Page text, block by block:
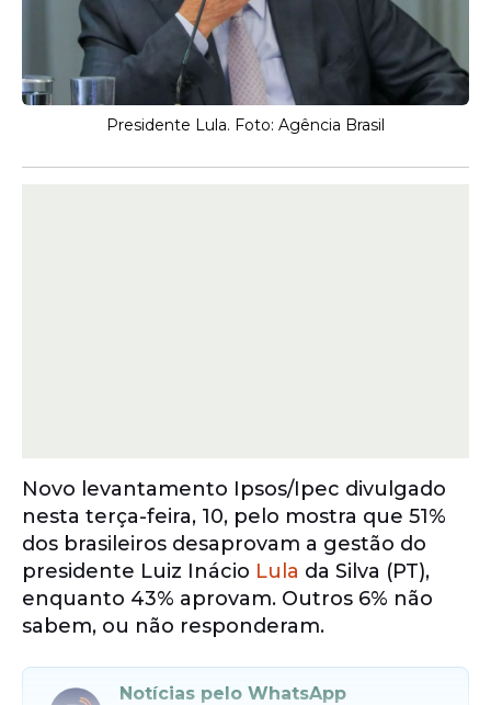
Presidente Lula. Foto: Agência Brasil
Novo levantamento Ipsos/Ipec divulgado
nesta terça-feira, 10, pelo mostra que 51%
dos brasileiros desaprovam a gestão do
presidente Luiz Inácio Lula da Silva (PT),
enquanto 43% aprovam. Outros 6% não
sabem, ou não responderam.
Notícias pelo WhatsApp